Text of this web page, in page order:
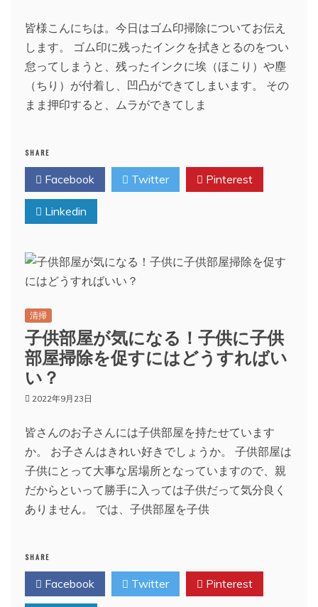
皆様こんにちは。今日はゴム印掃除についてお伝え
します。 ゴム印に残ったインクを拭きとるのをつい
怠ってしまうと、残ったインクに埃（ほこり）や塵
（ちり）が付着し、凹凸ができてしまいます。 その
まま押印すると、ムラができてしま
SHARE
Facebook Twitter Pinterest
Linkedin
清掃
子供部屋が気になる！子供に子供
部屋掃除を促すにはどうすればい
い？
2022年9月23日
皆さんのお子さんには子供部屋を持たせています
か。 お子さんはきれい好きでしょうか。 子供部屋は
子供にとって大事な居場所となっていますので、親
だからといって勝手に入っては子供だって気分良く
ありません。 では、子供部屋を子供
SHARE
Facebook Twitter Pinterest